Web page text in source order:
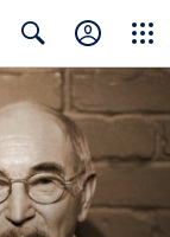
Search Close